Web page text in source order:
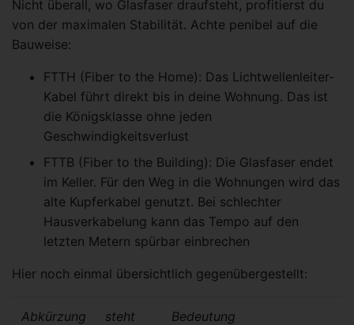
Nicht überall, wo Glasfaser draufsteht, profitierst du
von der maximalen Stabilität. Achte penibel auf die
Bauweise:
FTTH (Fiber to the Home): Das Lichtwellenleiter-
Kabel führt direkt bis in deine Wohnung. Das ist
die Königsklasse ohne jeden
Geschwindigkeitsverlust
FTTB (Fiber to the Building): Die Glasfaser endet
im Keller. Für den Weg in die Wohnungen wird das
alte Kupferkabel genutzt. Bei schlechter
Hausverkabelung kann das Tempo auf den
letzten Metern spürbar einbrechen
Hier noch einmal übersichtlich gegenübergestellt:
Abkürzung
steht
Bedeutung